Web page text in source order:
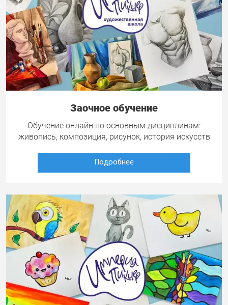
Заочное обучение
Обучение онлайн по основным дисциплинам:
живопись, композиция, рисунок, история искусств
Подробнее